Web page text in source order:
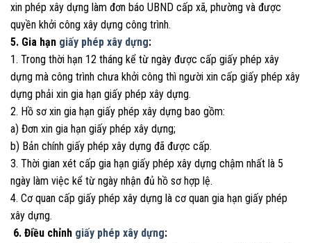
xin phép xây dựng làm đơn báo UBND cấp xã, phường và được
quyền khởi công xây dựng công trình.
5. Gia hạn giấy phép xây dựng:
1. Trong thời hạn 12 tháng kể từ ngày được cấp giấy phép xây
dựng mà công trình chưa khởi công thì người xin cấp giấy phép xây
dựng phải xin gia hạn giấy phép xây dựng.
2. Hồ sơ xin gia hạn giấy phép xây dựng bao gồm:
a) Đơn xin gia hạn giấy phép xây dựng;
b) Bản chính giấy phép xây dựng đã được cấp.
3. Thời gian xét cấp gia hạn giấy phép xây dựng chậm nhất là 5
ngày làm việc kể từ ngày nhận đủ hồ sơ hợp lệ.
4. Cơ quan cấp giấy phép xây dựng là cơ quan gia hạn giấy phép
xây dựng.
6. Điều chỉnh giấy phép xây dựng: